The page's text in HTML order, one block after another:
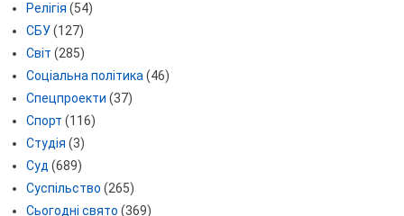
Релігія (54)
СБУ(127)
Світ (285)
Соціальна політика(46)
Спецпроекти (37)
Спорт (116)
Студія (3)
Суд (689)
Суспільство (265)
Сьогодні свято (369)